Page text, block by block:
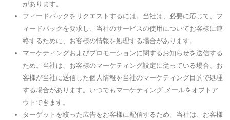
があります。
フィードバックをリクエストするには。当社は、必要に応じて、フ
ィードバックを要求し、当社のサービスの使用についてお客様に連
絡するために、お客様の情報を処理する場合があります。
マーケティングおよびプロモーションに関するお知らせを送信する
ため。当社は、お客様のマーケティング設定に従っている場合、お
客様が当社に送信した個人情報を当社のマーケティング目的で処理
する場合があります。いつでもマーケティング メールをオプトア
ウトできます。
ターゲットを絞った広告をお客様に配信するため。当社は、お客様